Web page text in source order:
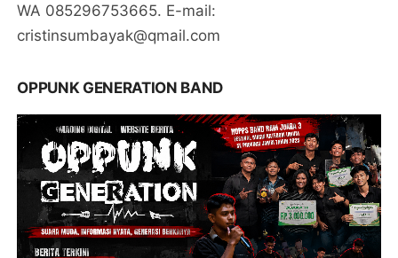
WA 085296753665. E-mail:
cristinsumbayak@qmail.com
OPPUNK GENERATION BAND